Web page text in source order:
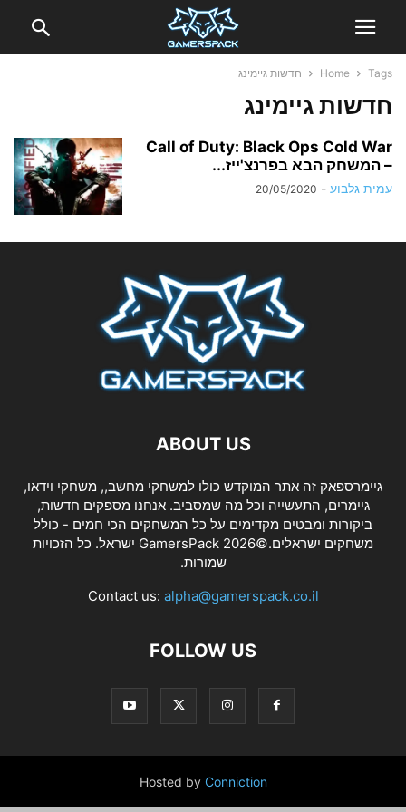
Home Tags חדשות גיימינג
חדשות גיימינג
Call of Duty: Black Ops Cold War
– המשחק הבא בפרנצ'ייז...
עמית גלבוע -
20/05/2020
ABOUT US
גיימרספאק זה אתר המוקדש כולו למשחקי מחשב,, משחקי וידאו,
גיימרים, התעשייה וכל מה שמסביב. אנחנו מספקים חדשות,
ביקורות ומבטים מקדימים על כל המשחקים הכי חמים - כולל
משחקים ישראלים.©2026 GamersPack ישראל. כל הזכויות
שמורות.
Contact us: alpha@gamerspack.co.il
FOLLOW US
Hosted by Conniction